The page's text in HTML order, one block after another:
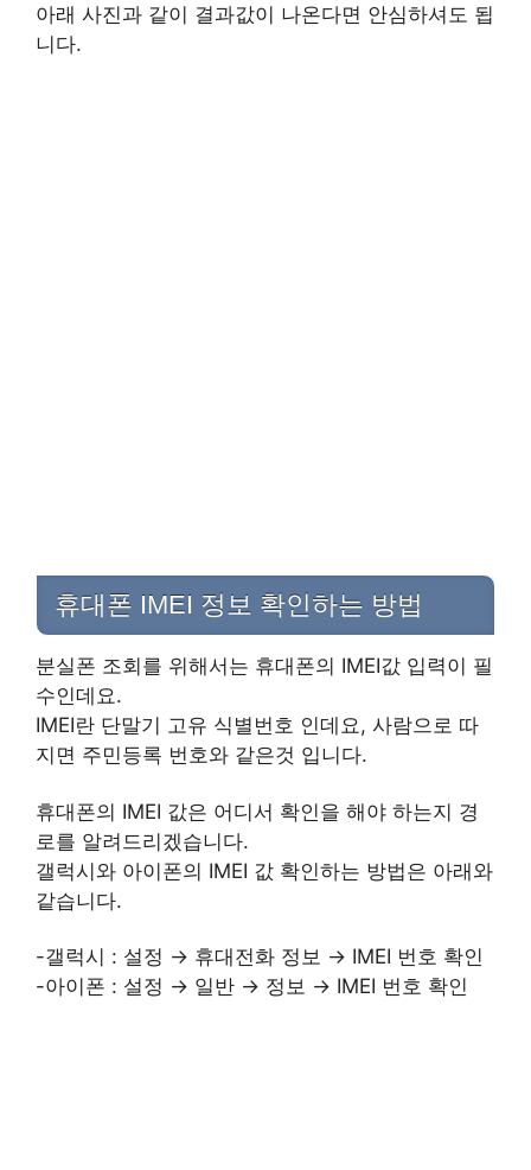
아래 사진과 같이 결과값이 나온다면 안심하셔도 됩
니다.
휴대폰 IMEI 정보 확인하는 방법
분실폰 조회를 위해서는 휴대폰의 IMEI값 입력이 필
수인데요.
IMEI란 단말기 고유 식별번호 인데요, 사람으로 따
지면 주민등록 번호와 같은것 입니다.
휴대폰의 IMEI 값은 어디서 확인을 해야 하는지 경
로를 알려드리겠습니다.
갤럭시와 아이폰의 IMEI 값 확인하는 방법은 아래와
같습니다.
-갤럭시 : 설정 → 휴대전화 정보 → IMEI 번호 확인
-아이폰 : 설정 → 일반 → 정보 → IMEI 번호 확인